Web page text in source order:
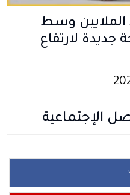
الملايين وسط
لارتفاع
الإجتماعية